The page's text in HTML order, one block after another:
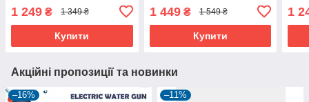
1 249 ₴ 1 349 ₴
Купити
1 449₴ 1 549 ₴
Купити
1
Акційні пропозиції та новинки
–16% –11%